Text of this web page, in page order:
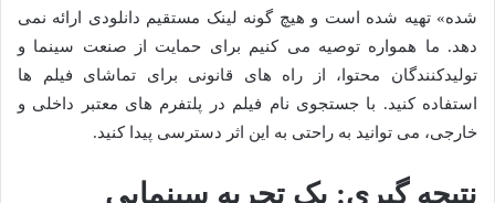
شده» تهیه شده است و هیچ گونه لینک مستقیم دانلودی ارائه نمی
دهد. ما همواره توصیه می کنیم برای حمایت از صنعت سینما و
تولیدکنندگان محتوا، از راه های قانونی برای تماشای فیلم ها
استفاده کنید. با جستجوی نام فیلم در پلتفرم های معتبر داخلی و
خارجی، می توانید به راحتی به این اثر دسترسی پیدا کنید.
نتیجه گیری: یک تجربه سینمایی